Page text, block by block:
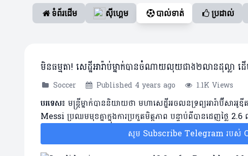
ទំព័រដើម ស៊ីហ្គេម បាល់ទាត់ ប្រដាល់
មិនធម្មតា! សេដ្ឋីអារ៉ាប់ម្នាក់បានចំណាយលុយជាង២លានដុល្លា
Soccer Published 4 years ago 1.1K Views
បរទេស៖ មន្ត្រីម្នាក់បាននិយាយថា មហាសេដ្ឋីអចលនទ្រព្យអារ៉ាប៊ីស
Messi ប្រឈមមុខគ្នាក្នុងការប្រកួតមិត្តភាព បន្ទាប់ពីបានដេញថ្លៃ
សូម Subscribe Telegram របស់